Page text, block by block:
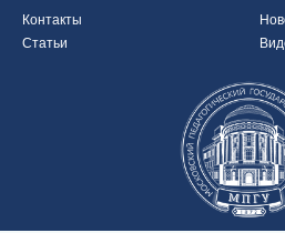
Контакты
Статьи